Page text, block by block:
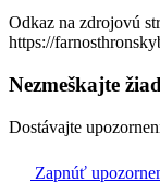
09:30
✝︎ Viktor
Orovnica
Na
Farský kostol
Odkaz na zdrojovú
https://
Nezmeškajte
Dostávajte
Zapnúť